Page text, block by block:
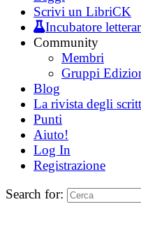
Scrivi un LibriCK
Incubatore
Community
Membri
Gruppi
Blog
La rivista degli
Punti
Aiuto!
Log In
Registrazione
Search for: